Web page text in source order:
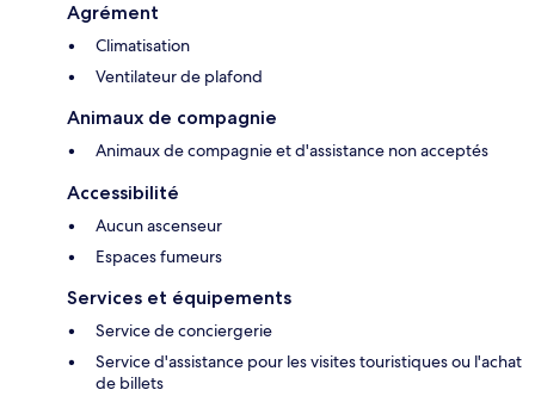
Agrément
Climatisation
Ventilateur de plafond
Animaux de compagnie
Animaux de compagnie et d'assistance non acceptés
Accessibilité
Aucun ascenseur
Espaces fumeurs
Services et équipements
Service de conciergerie
Service d'assistance pour les visites touristiques ou l'achat
de billets